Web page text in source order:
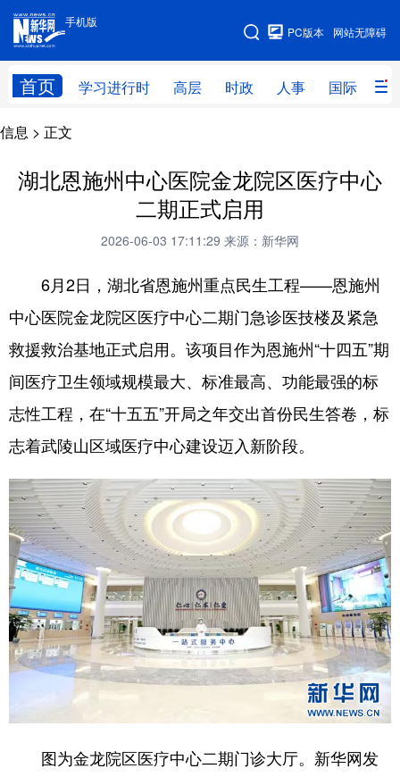
手机版
网站无障碍
PC版本
首页 学习进行时 高层 时政 人事 国际 财
手机版
网站地图
学习进行时
国际 财经 网评 港澳
思客智库 全球连线
科创 量子
文化 书画 健康 军事
访谈 视频 图片 政务
法律 中央文件 金融 汽车
学术中国 乡村振兴 银龄
彩票 娱乐 时尚 悦读
公益 一带一路 亚太网 上市公司
文化产业
地方频道
山西
浙江 安徽 福建 江西
信息 > 正文
湖北恩施州中心医院金龙院区医疗中心
二期正式启用
2026-06-03 17:11:29 来源：新华网
6月2日，湖北省恩施州重点民生工程——恩施州
中心医院金龙院区医疗中心二期门急诊医技楼及紧急
救援救治基地正式启用。该项目作为恩施州“十四五”期
间医疗卫生领域规模最大、标准最高、功能最强的标
志性工程，在“十五五”开局之年交出首份民生答卷，标
志着武陵山区域医疗中心建设迈入新阶段。
图为金龙院区医疗中心二期门诊大厅。新华网发